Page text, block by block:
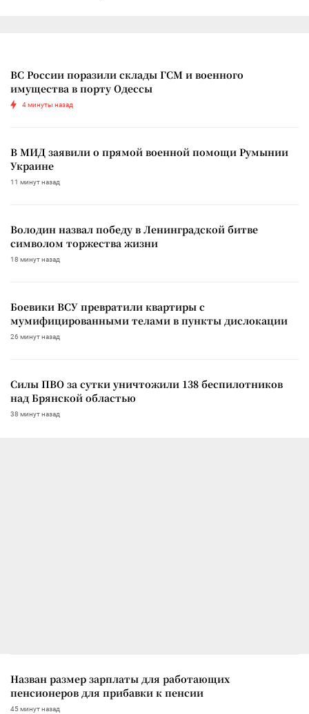
ВС России поразили склады ГСМ и военного
имущества в порту Одессы
4 минуты назад
В МИД заявили о прямой военной помощи Румынии
Украине
11 минут назад
Володин назвал победу в Ленинградской битве
символом торжества жизни
18 минут назад
Боевики ВСУ превратили квартиры с
мумифицированными телами в пункты дислокации
26 минут назад
Силы ПВО за сутки уничтожили 138 беспилотников
над Брянской областью
38 минут назад
Назван размер зарплаты для работающих
пенсионеров для прибавки к пенсии
45 минут назад